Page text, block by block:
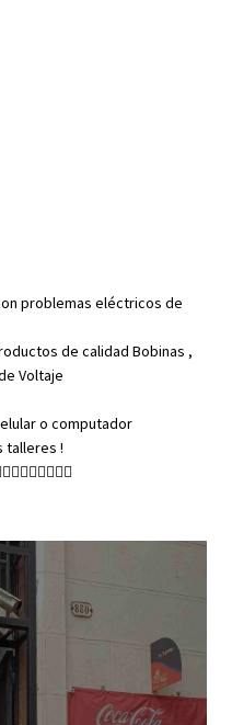
problemas eléctricos de
de calidad Bobinas ,
Voltaje
o computador
talleres !